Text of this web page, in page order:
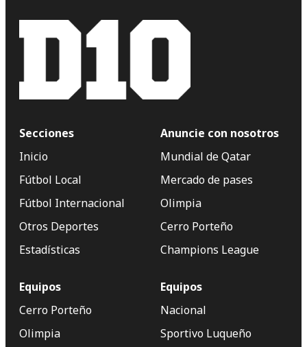
Secciones
Inicio
Fútbol Local
Fútbol Internacional
Otros Deportes
Estadísticas
Anuncie con nosotros
Mundial de Qatar
Mercado de pases
Olimpia
Cerro Porteño
Champions League
Equipos
Cerro Porteño
Olimpia
Equipos
Nacional
Sportivo Luqueño